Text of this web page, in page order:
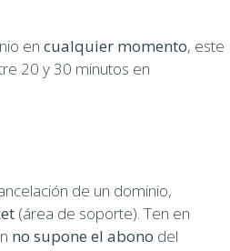
en cualquier momento, este
20 y 30 minutos en
de un dominio,
(área de soporte). Ten en
no supone el abono del